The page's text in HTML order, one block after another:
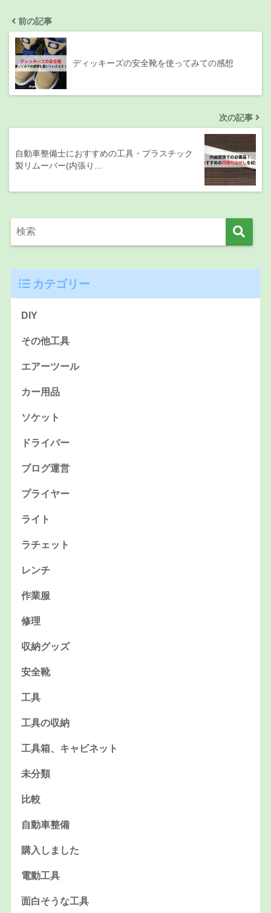
前の記事
ディッキーズの安全靴を使ってみての感想
次の記事
自動車整備士におすすめの工具・プラスチック
製リムーバー(内張り…
カテゴリー
DIY
その他工具
エアーツール
カー用品
ソケット
ドライバー
ブログ運営
プライヤー
ライト
ラチェット
レンチ
作業服
修理
収納グッズ
安全靴
工具
工具の収納
工具箱、キャビネット
未分類
比較
自動車整備
購入しました
電動工具
面白そうな工具